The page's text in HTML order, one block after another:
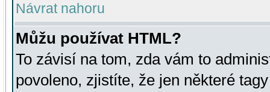
Návrat nahoru
Můžu používat HTML?
To závisí na tom, zda vám to
povoleno, zjistíte, že jen některé